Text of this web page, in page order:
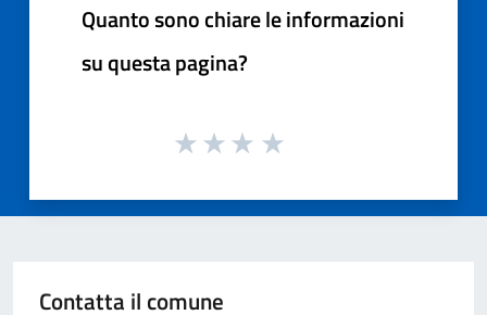
Quanto sono chiare le informazioni
su questa pagina?
Contatta il comune